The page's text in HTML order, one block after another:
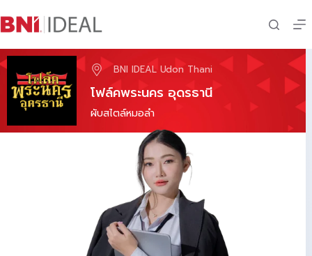
to
content
BNI IDEAL Udon Thani
โฟล์คพระนคร อุดรธานี
ผับสไตล์หมอลำ